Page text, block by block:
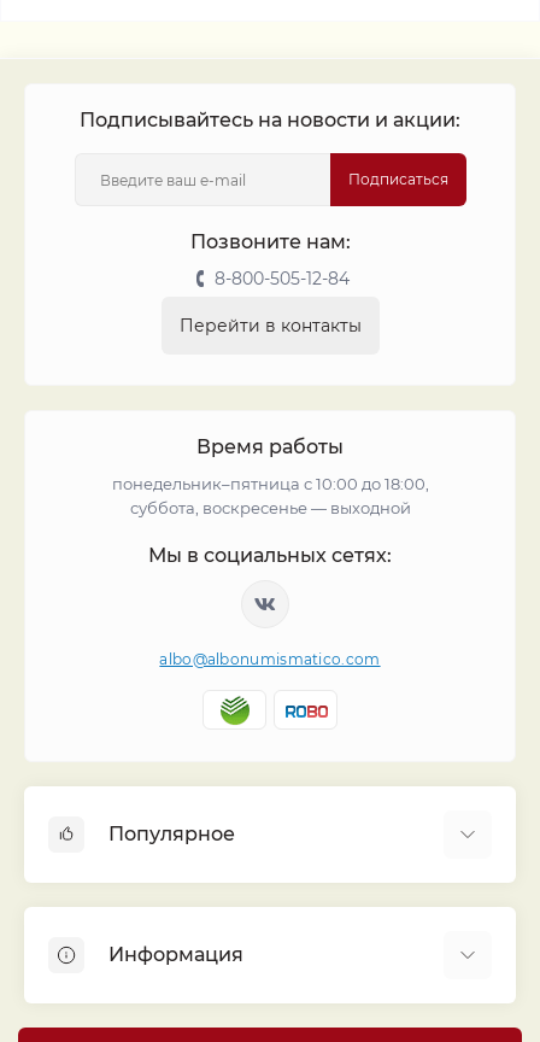
Подписывайтесь на новости и акции:
Подписаться
Позвоните нам:
8-800-505-12-84
Перейти в контакты
Время работы
понедельник–пятница с 10:00 до 18:00,
суббота, воскресенье — выходной
Мы в социальных сетях:
albo@albonumismatico.com
Популярное
Монеты
Банкноты
Листы для монет
Информация